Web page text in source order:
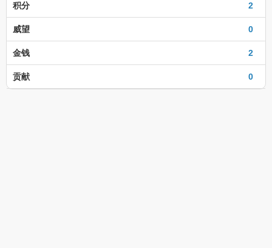
2
积分
0
威望
2
金钱
0
贡献